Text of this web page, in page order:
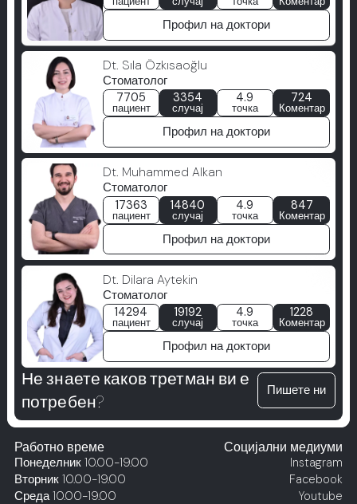
Профил на доктори
Dt. Sıla Özkısaoğlu
Стоматолог
7705
пациент
3354
случај
4.9
точка
724
Коментар
Профил на доктори
Dt. Muhammed Alkan
Стоматолог
17363
пациент
14840
случај
4.9
точка
847
Коментар
Профил на доктори
Dt. Dilara Aytekin
Стоматолог
14294
пациент
19192
случај
4.9
точка
1228
Коментар
Профил на доктори
Не знаете каков третман ви е
потребен?
Пишете ни
Работно време
Понеделник10.00-19.00
Вторник10.00-19.00
Среда10.00-19.00
Социјални медиуми
Instagram
Facebook
Youtube